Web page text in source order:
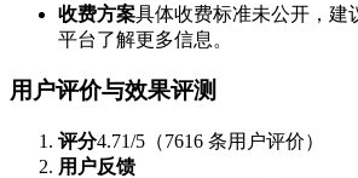
收费方案具体收费标准未公开，建
平台了解更多信息。
用户评价与效果评测
评分4.71/5（7616 条用户评价）
用户反馈